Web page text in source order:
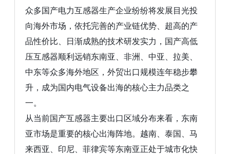
联系我们
众多国产电力互感器生产企业纷纷将发展目光投
向海外市场，依托完善的产业链优势、超高的产
品性价比、日渐成熟的技术研发实力，国产高低
压互感器顺利远销东南亚、非洲、中亚、拉美、
中东等众多海外地区，外贸出口规模连年稳步攀
升，成为国内电气设备出海的核心主力品类之
一。
从当前国产互感器主要出口区域分布来看，东南
亚市场是重要的核心出海阵地。越南、泰国、马
来西亚、印尼、菲律宾等东南亚正处于城市化快